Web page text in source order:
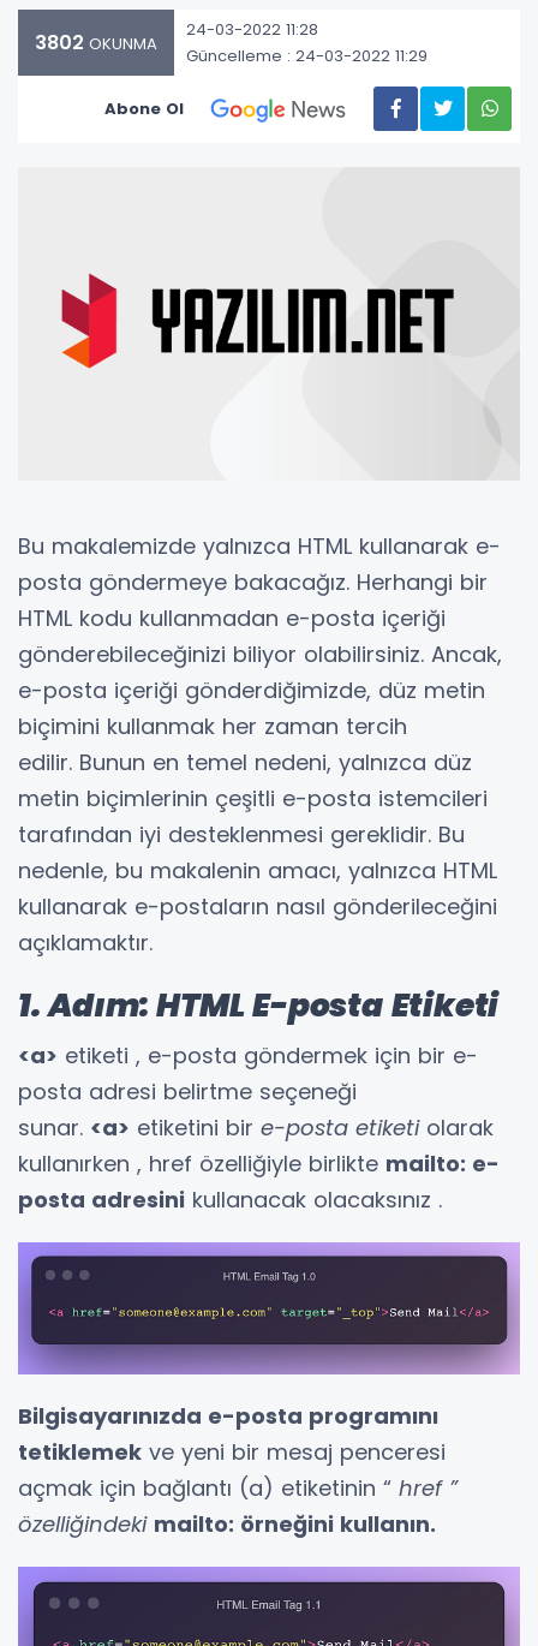
3802 OKUNMA
24-03-2022 11:28
Güncelleme : 24-03-2022 11:29
Abone Ol
Bu makalemizde yalnızca HTML kullanarak e-
posta göndermeye bakacağız. Herhangi bir
HTML kodu kullanmadan e-posta içeriği
gönderebileceğinizi biliyor olabilirsiniz. Ancak,
e-posta içeriği gönderdiğimizde, düz metin
biçimini kullanmak her zaman tercih
edilir. Bunun en temel nedeni, yalnızca düz
metin biçimlerinin çeşitli e-posta istemcileri
tarafından iyi desteklenmesi gereklidir. Bu
nedenle, bu makalenin amacı, yalnızca HTML
kullanarak e-postaların nasıl gönderileceğini
açıklamaktır.
1. Adım: HTML E-posta Etiketi
<a> etiketi , e-posta göndermek için bir e-
posta adresi belirtme seçeneği
sunar. <a> etiketini bir e-posta etiketiolarak
kullanırken , href özelliğiyle birlikte mailto: e-
posta adresini kullanacak olacaksınız .
Bilgisayarınızda e-posta programını
tetiklemek ve yeni bir mesaj penceresi
açmak için bağlantı (a) etiketinin “ href ”
özelliğindeki mailto: örneğini kullanın.